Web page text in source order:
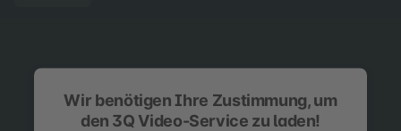
Wir benötigen Ihre Zustimmung, um
den 3Q Video-Service zu laden!